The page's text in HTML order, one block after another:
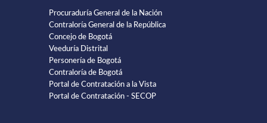
Procuraduría General de la Nación
Contraloría General de la República
Concejo de Bogotá
Veeduría Distrital
Personería de Bogotá
Contraloría de Bogotá
Portal de Contratación a la Vista
Portal de Contratación - SECOP